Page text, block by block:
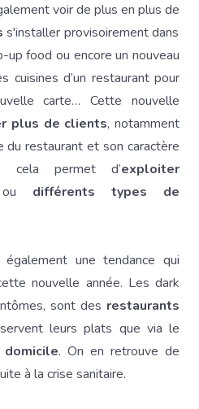
voir de plus en plus de
s'installer provisoirement dans
food ou encore un nouveau
cuisines d’un restaurant pour
carte… Cette nouvelle
plus de clients, notamment
restaurant et son caractère
cela permet d’exploiter
différents types de
également une tendance qui
nouvelle année. Les dark
sont des restaurants
leurs plats que via le
. On en retrouve de
à la crise sanitaire.